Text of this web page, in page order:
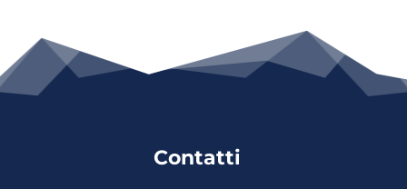
Contatti